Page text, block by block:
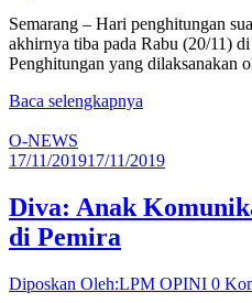
Semarang – Hari penghitungan
akhirnya tiba pada Rabu (20/11)
Penghitungan yang dilaksanakan
Baca selengkapnya
O-NEWS
17/11/201917/11/2019
Diva: Anak
di Pemira
Diposkan Oleh:LPM OPINI 0